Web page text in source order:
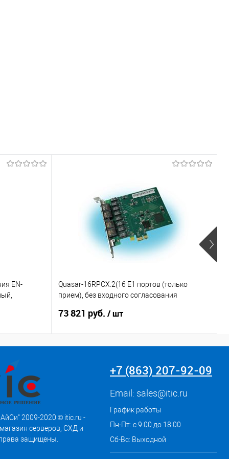
EN-
Quasar-16RPCX.2(16 E1 портов (только
прием), без входного согласования
73 821 руб. / шт
2009-2020 © itic.ru -
серверов, СХД и
защищены.
+7 (863) 207-92-09
Email: sales@itic.ru
График работы
Пн-Пт: с 9:00 до 18:00
Сб-Вс: Выходной